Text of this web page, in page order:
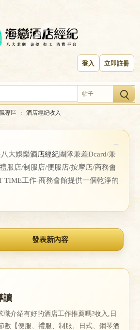
登入 立即註冊
帖子
專區
›
酒店經紀收入
大娛樂酒店經紀團隊兼差Dcard/兼
服店/制服店/便服店/按摩店/商務會
TIME工作-商務會館提供一個乾淨的
讀
職介紹有好的酒店工作推薦嗎?收入,日
數【便服、禮服、制服、日式、鋼琴酒